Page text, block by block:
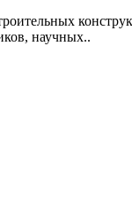
научных..